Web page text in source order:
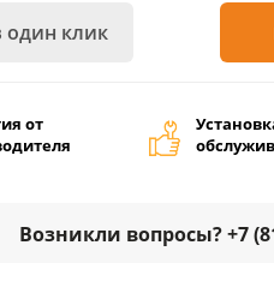
один клик
от
Возникли вопросы? +7